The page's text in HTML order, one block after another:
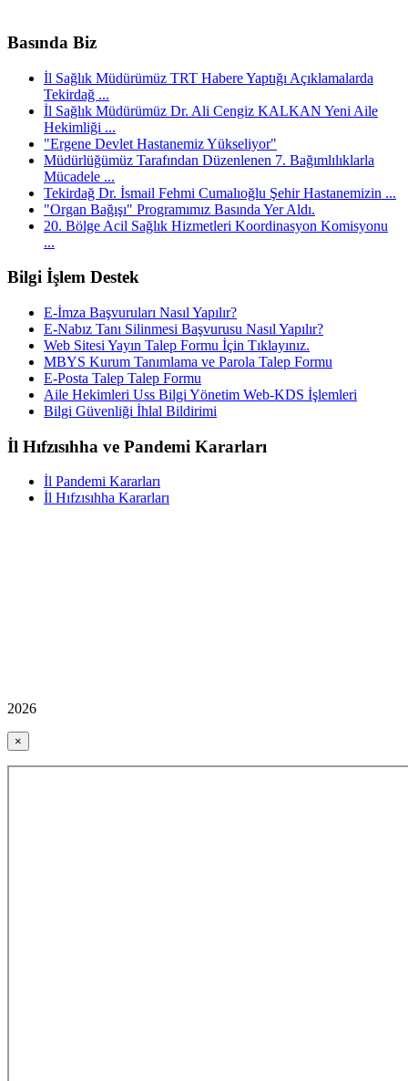
Basında Biz
İl Sağlık Müdürümüz TRT Habere Yaptığı Açıklamalarda
Tekirdağ ...
İl Sağlık Müdürümüz Dr. Ali Cengiz KALKAN Yeni Aile
Hekimliği ...
"Ergene Devlet Hastanemiz Yükseliyor"
Müdürlüğümüz Tarafından Düzenlenen 7. Bağımlılıklarla
Mücadele ...
Tekirdağ Dr. İsmail Fehmi Cumalıoğlu Şehir Hastanemizin ...
"Organ Bağışı" Programımız Basında Yer Aldı.
20. Bölge Acil Sağlık Hizmetleri Koordinasyon Komisyonu
...
Bilgi İşlem Destek
E-İmza Başvuruları Nasıl Yapılır?
E-Nabız Tanı Silinmesi Başvurusu Nasıl Yapılır?
Web Sitesi Yayın Talep Formu İçin Tıklayınız.
MBYS Kurum Tanımlama ve Parola Talep Formu
E-Posta Talep Talep Formu
Aile Hekimleri Uss Bilgi Yönetim Web-KDS İşlemleri
Bilgi Güvenliği İhlal Bildirimi
İl Hıfzısıhha ve Pandemi Kararları
İl Pandemi Kararları
İl Hıfzısıhha Kararları
2026
×